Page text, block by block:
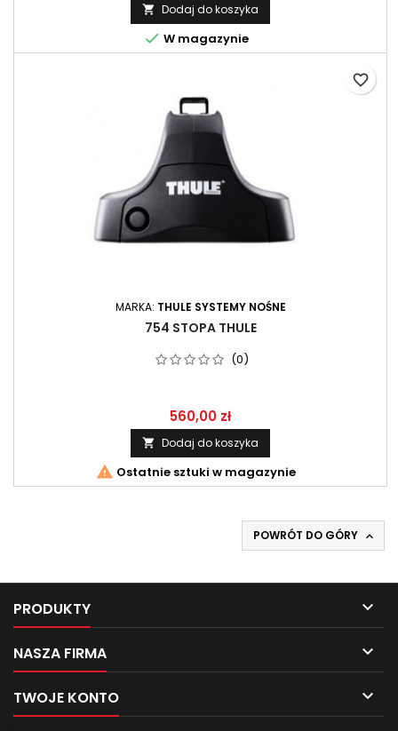
 Dodaj do koszyka
 W magazynie
MARKA: THULE SYSTEMY NOŚNE
754 STOPA THULE
(0)
560,00 zł
 Dodaj do koszyka
 Ostatnie sztuki w magazynie
favorite_border
POWRÓT DO GÓRY 
PRODUKTY 
NASZA FIRMA 
TWOJE KONTO 